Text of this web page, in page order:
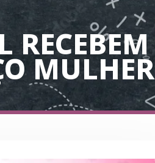
RECEBEM
MULHER